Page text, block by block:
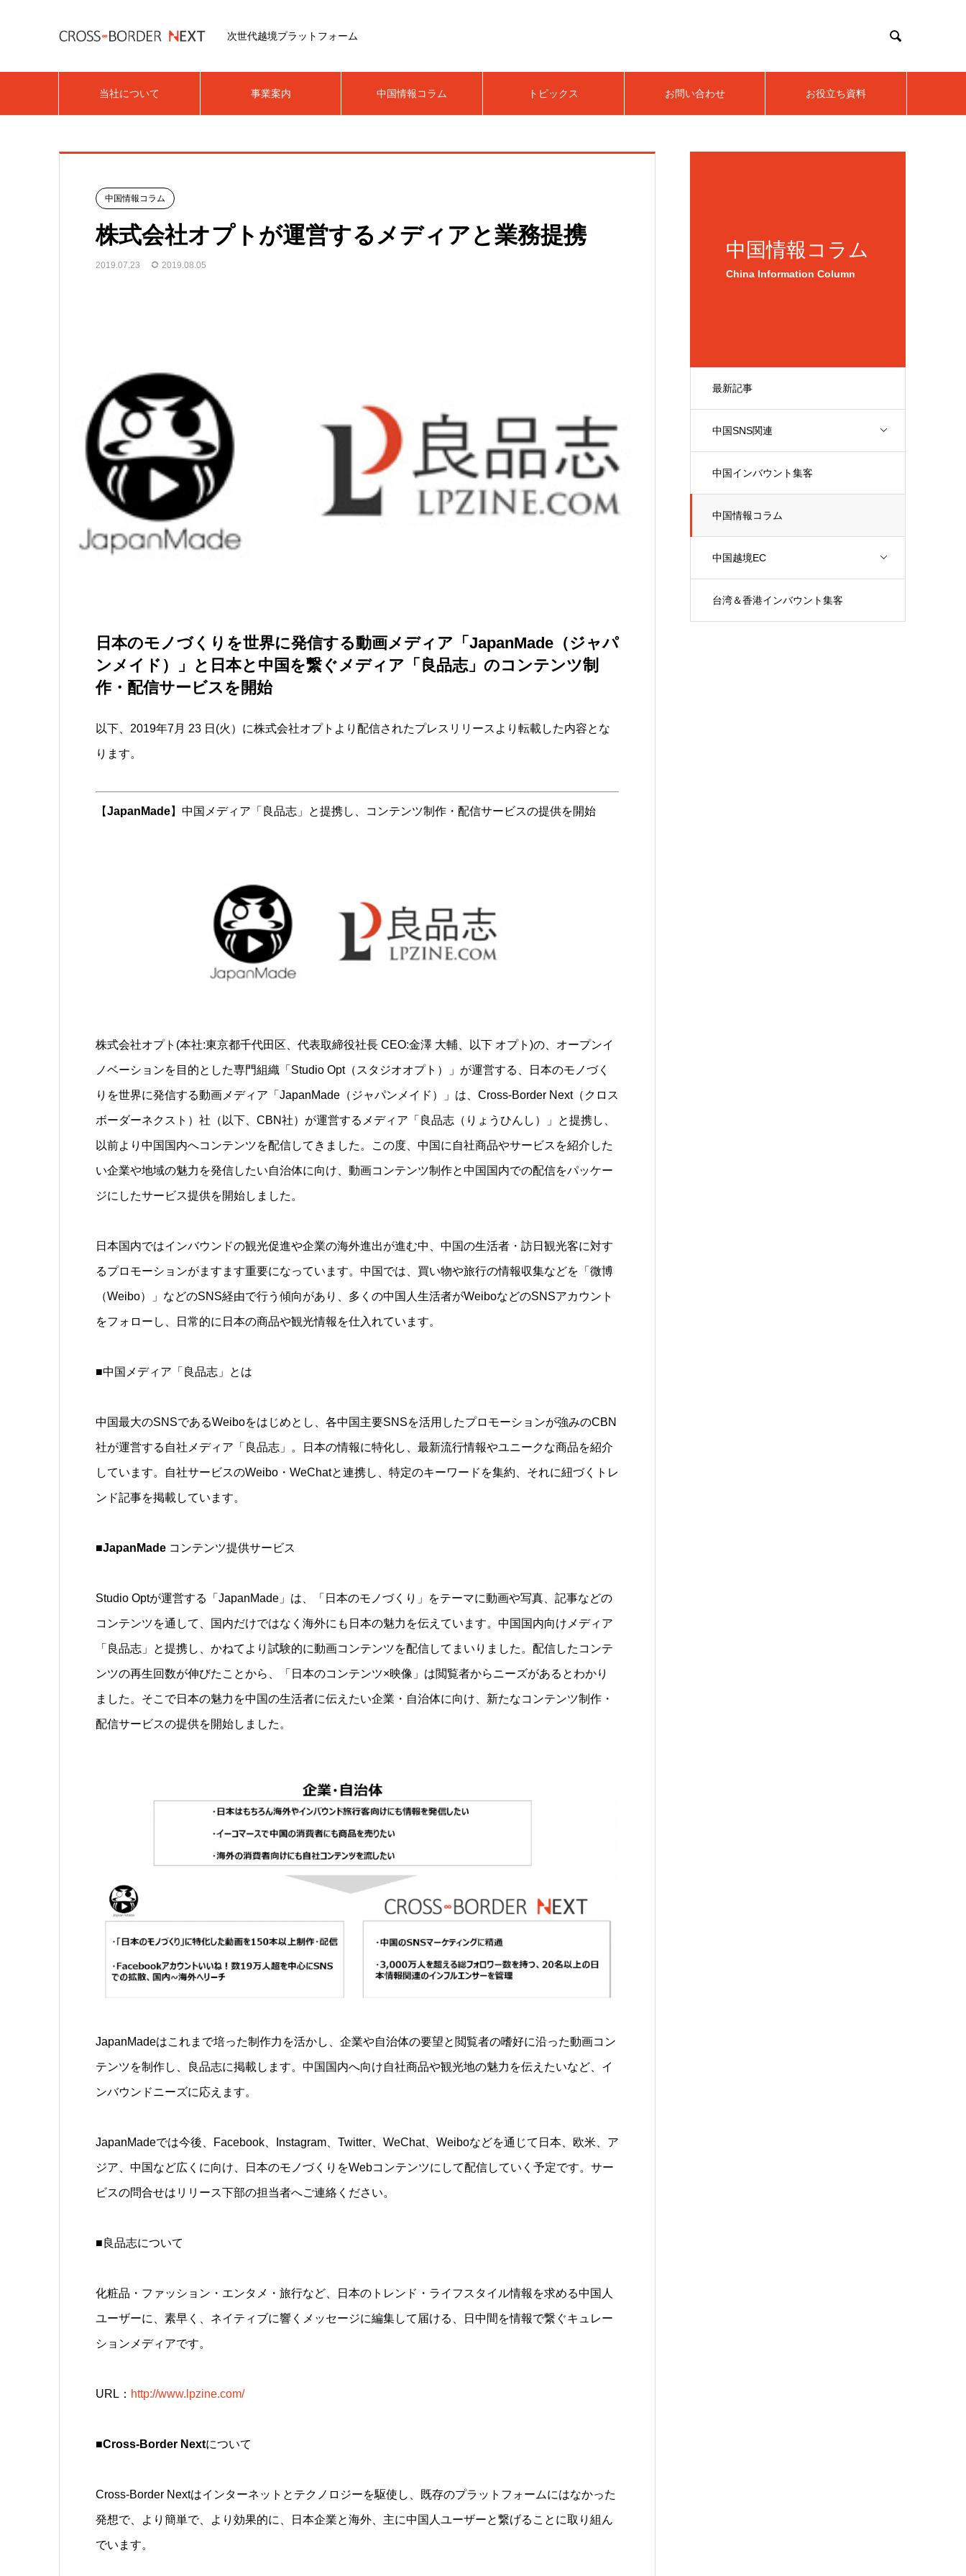
次世代越境プラットフォーム 
当社について 事業案内 中国情報コラム トピックス お問い合わせ お役立ち資料
中国情報コラム
China Information Column
最新記事
中国SNS関連
中国インバウント集客
中国情報コラム
中国越境EC
台湾＆香港インバウント集客
中国情報コラム
株式会社オプトが運営するメディアと業務提携
2019.07.23 2019.08.05
日本のモノづくりを世界に発信する動画メディア「JapanMade（ジャパ
ンメイド）」と日本と中国を繋ぐメディア「良品志」のコンテンツ制
作・配信サービスを開始
以下、2019年7月 23 日(火）に株式会社オプトより配信されたプレスリリースより転載した内容とな
ります。
【JapanMade】中国メディア「良品志」と提携し、コンテンツ制作・配信サービスの提供を開始
株式会社オプト(本社:東京都千代田区、代表取締役社長 CEO:金澤 大輔、以下 オプト)の、オープンイ
ノベーションを目的とした専門組織「Studio Opt（スタジオオプト）」が運営する、日本のモノづく
りを世界に発信する動画メディア「JapanMade（ジャパンメイド）」は、Cross-Border Next（クロス
ボーダーネクスト）社（以下、CBN社）が運営するメディア「良品志（りょうひんし）」と提携し、
以前より中国国内へコンテンツを配信してきました。この度、中国に自社商品やサービスを紹介した
い企業や地域の魅力を発信したい自治体に向け、動画コンテンツ制作と中国国内での配信をパッケー
ジにしたサービス提供を開始しました。
日本国内ではインバウンドの観光促進や企業の海外進出が進む中、中国の生活者・訪日観光客に対す
るプロモーションがますます重要になっています。中国では、買い物や旅行の情報収集などを「微博
（Weibo）」などのSNS経由で行う傾向があり、多くの中国人生活者がWeiboなどのSNSアカウント
をフォローし、日常的に日本の商品や観光情報を仕入れています。
■中国メディア「良品志」とは
中国最大のSNSであるWeiboをはじめとし、各中国主要SNSを活用したプロモーションが強みのCBN
社が運営する自社メディア「良品志」。日本の情報に特化し、最新流行情報やユニークな商品を紹介
しています。自社サービスのWeibo・WeChatと連携し、特定のキーワードを集約、それに紐づくトレ
ンド記事を掲載しています。
■JapanMade コンテンツ提供サービス
Studio Optが運営する「JapanMade」は、「日本のモノづくり」をテーマに動画や写真、記事などの
コンテンツを通して、国内だけではなく海外にも日本の魅力を伝えています。中国国内向けメディア
「良品志」と提携し、かねてより試験的に動画コンテンツを配信してまいりました。配信したコンテ
ンツの再生回数が伸びたことから、「日本のコンテンツ×映像」は閲覧者からニーズがあるとわかり
ました。そこで日本の魅力を中国の生活者に伝えたい企業・自治体に向け、新たなコンテンツ制作・
配信サービスの提供を開始しました。
JapanMadeはこれまで培った制作力を活かし、企業や自治体の要望と閲覧者の嗜好に沿った動画コン
テンツを制作し、良品志に掲載します。中国国内へ向け自社商品や観光地の魅力を伝えたいなど、イ
ンバウンドニーズに応えます。
JapanMadeでは今後、Facebook、Instagram、Twitter、WeChat、Weiboなどを通じて日本、欧米、ア
ジア、中国など広くに向け、日本のモノづくりをWebコンテンツにして配信していく予定です。サー
ビスの問合せはリリース下部の担当者へご連絡ください。
■良品志について
化粧品・ファッション・エンタメ・旅行など、日本のトレンド・ライフスタイル情報を求める中国人
ユーザーに、素早く、ネイティブに響くメッセージに編集して届ける、日中間を情報で繋ぐキュレー
ションメディアです。
URL： http://www.lpzine.com/
■Cross-Border Nextについて
Cross-Border Nextはインターネットとテクノロジーを駆使し、既存のプラットフォームにはなかった
発想で、より簡単で、より効果的に、日本企業と海外、主に中国人ユーザーと繋げることに取り組ん
でいます。